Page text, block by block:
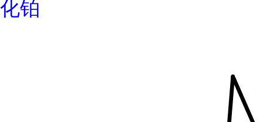
化铂